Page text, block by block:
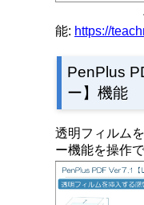
能: https://
PenPlus
ー】機能
透明フィルム
ー機能を操作